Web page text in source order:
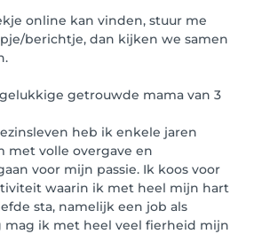
online kan vinden, stuur me
berichtje, dan kijken we samen
getrouwde mama van 3
heb ik enkele jaren
met volle overgave en
voor mijn passie. Ik koos voor
waarin ik met heel mijn hart
sta, namelijk een job als
mag ik met heel veel fierheid mijn